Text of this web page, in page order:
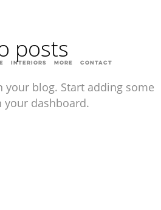
INTERIORS MORE CONTACT
posts
your blog. Start adding some
your dashboard.